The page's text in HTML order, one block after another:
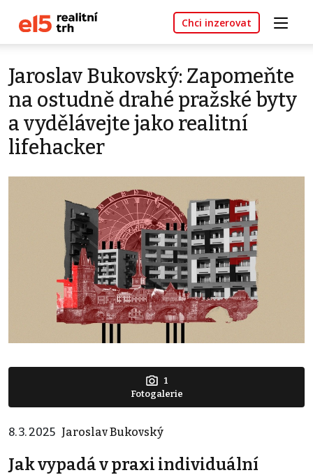
Chci inzerovat
Jaroslav Bukovský: Zapomeňte
na ostudně drahé pražské byty
a vydělávejte jako realitní
lifehacker
1
Fotogalerie
8. 3. 2025 Jaroslav Bukovský
Jak vypadá v praxi individuální